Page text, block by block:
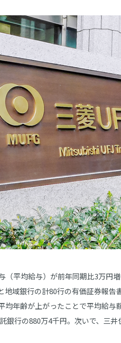
平均給与）が前年同期比3万円
地域銀行の計80行の有価証券報告
年齢が上がったことで平均給与
銀行の880万4千円。次いで、三